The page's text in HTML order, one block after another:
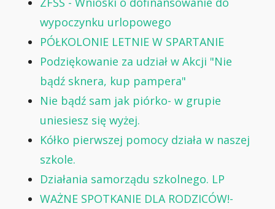
wypoczynku urlopowego
PÓŁKOLONIE LETNIE W SPARTANIE
Podziękowanie za udział w Akcji "Nie
bądź sknera, kup pampera"
Nie bądź sam jak piórko- w grupie
uniesiesz się wyżej.
Kółko pierwszej pomocy działa w naszej
szkole.
Działania samorządu szkolnego. LP
WAŻNE SPOTKANIE DLA RODZICÓW!-